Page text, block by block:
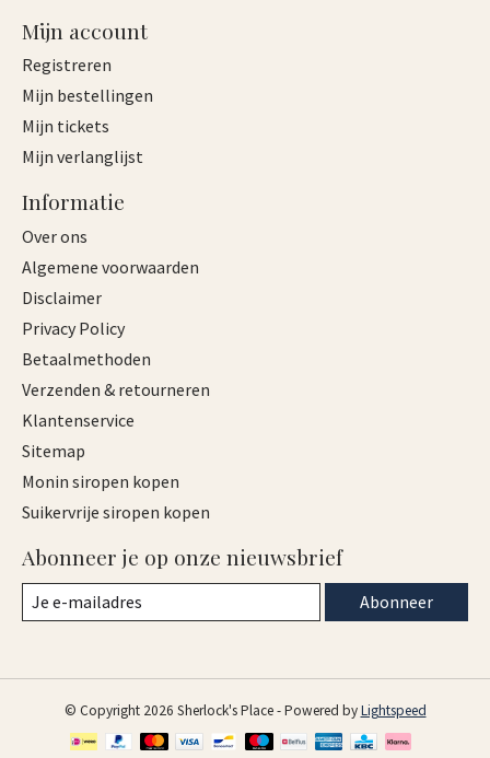
Mijn account
Registreren
Mijn bestellingen
Mijn tickets
Mijn verlanglijst
Informatie
Over ons
Algemene voorwaarden
Disclaimer
Privacy Policy
Betaalmethoden
Verzenden & retourneren
Klantenservice
Sitemap
Monin siropen kopen
Suikervrije siropen kopen
Abonneer je op onze nieuwsbrief
Abonneer
© Copyright 2026 Sherlock's Place - Powered byLightspeed